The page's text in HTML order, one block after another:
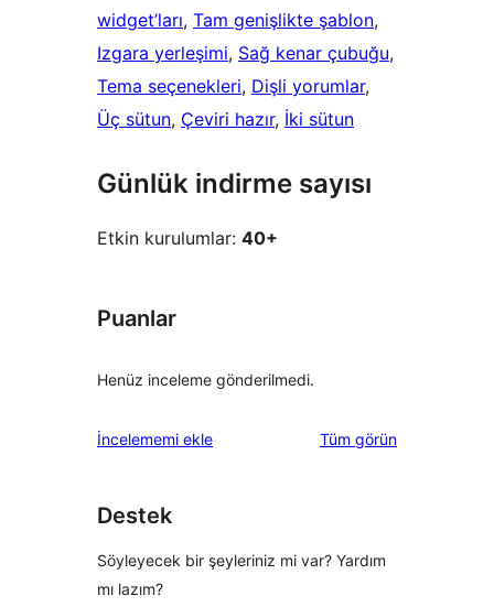
widget’ları, Tam genişlikte şablon
Izgara yerleşimi, Sağ kenar çubuğu
Tema seçenekleri, Dişli yorumlar
Üç sütun, Çeviri hazır, İki sütun
Günlük indirme sayısı
Etkin kurulumlar: 40+
Puanlar
Henüz inceleme gönderilmedi.
İncelememi ekle Tüm değerlendirmeleri
görün
Destek
Söyleyecek bir şeyleriniz mi var? Yardım
mı lazım?